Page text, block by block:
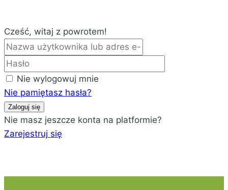
Cześć, witaj z powrotem!
Nie wylogowuj mnie
Nie pamiętasz hasła?
Zaloguj się
Nie masz jeszcze konta na platformie?
Zarejestruj się